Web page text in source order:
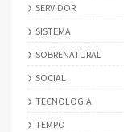
SERVIDOR
SISTEMA
SOBRENATURAL
SOCIAL
TECNOLOGIA
TEMPO